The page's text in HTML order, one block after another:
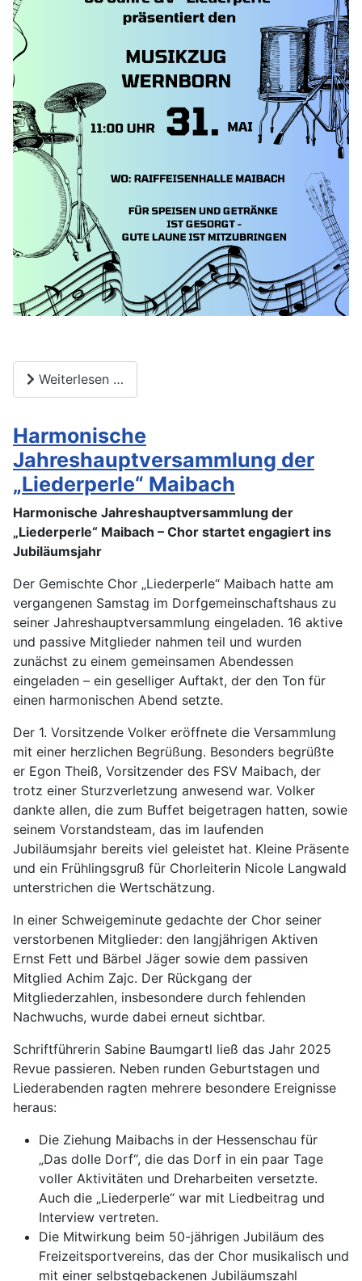
Weiterlesen …
Harmonische
Jahreshauptversammlung der
„Liederperle“ Maibach
Harmonische Jahreshauptversammlung der
„Liederperle“ Maibach – Chor startet engagiert ins
Jubiläumsjahr
Der Gemischte Chor „Liederperle“ Maibach hatte am
vergangenen Samstag im Dorfgemeinschaftshaus zu
seiner Jahreshauptversammlung eingeladen. 16 aktive
und passive Mitglieder nahmen teil und wurden
zunächst zu einem gemeinsamen Abendessen
eingeladen – ein geselliger Auftakt, der den Ton für
einen harmonischen Abend setzte.
Der 1. Vorsitzende Volker eröffnete die Versammlung
mit einer herzlichen Begrüßung. Besonders begrüßte
er Egon Theiß, Vorsitzender des FSV Maibach, der
trotz einer Sturzverletzung anwesend war. Volker
dankte allen, die zum Buffet beigetragen hatten, sowie
seinem Vorstandsteam, das im laufenden
Jubiläumsjahr bereits viel geleistet hat. Kleine Präsente
und ein Frühlingsgruß für Chorleiterin Nicole Langwald
unterstrichen die Wertschätzung.
In einer Schweigeminute gedachte der Chor seiner
verstorbenen Mitglieder: den langjährigen Aktiven
Ernst Fett und Bärbel Jäger sowie dem passiven
Mitglied Achim Zajc. Der Rückgang der
Mitgliederzahlen, insbesondere durch fehlenden
Nachwuchs, wurde dabei erneut sichtbar.
Schriftführerin Sabine Baumgartl ließ das Jahr 2025
Revue passieren. Neben runden Geburtstagen und
Liederabenden ragten mehrere besondere Ereignisse
heraus:
Die Ziehung Maibachs in der Hessenschau für
„Das dolle Dorf“, die das Dorf in ein paar Tage
voller Aktivitäten und Dreharbeiten versetzte.
Auch die „Liederperle“ war mit Liedbeitrag und
Interview vertreten.
Die Mitwirkung beim 50-jährigen Jubiläum des
Freizeitsportvereins, das der Chor musikalisch und
mit einer selbstgebackenen Jubiläumszahl